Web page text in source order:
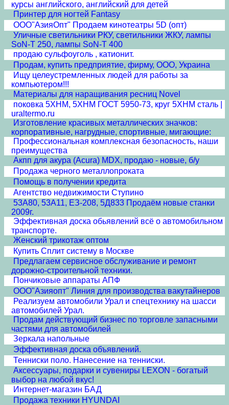
курсы английского, английский для детей
Принтер для ногтей Fantasy
ООО"АзияОпт" Продаем кинотеатры 5D (опт)
Уличные светильники РКУ, светильники ЖКУ, лампы
SoN-T 250, лампы SoN-T 400
продаю сульфоуголь , катионит.
Продам, купить предприятие, фирму, ООО, Украина
Ищу целеустремленных людей для работы за
компьютером!!!
Материалы для наращивания ресниц Novel
поковка 5ХНМ, 5ХНМ ГОСТ 5950-73, круг 5ХНМ сталь |
uraltermo.ru
Изготовление красивых металлических значков:
корпоративные, нагрудные, спортивные, мигающие:
Профессиональная комплексная безопасность, наши
преимущества
Акпп для акура (Acura) MDX, продаю - новые, б/у
Продажа черного металлопроката
Помощь в получении кредита
Агентство недвижимости Ступино
53А80, 53А11, ЕЗ-208, 5Д833 Продаём новые станки
2009г.
Эффективная доска обьявлений всё о автомобильном
транспорте.
Женский трикотаж оптом
Купить Сплит систему в Москве
Предлагаем сервисное обслуживание и ремонт
дорожно-строительной техники.
Пончиковые аппараты АПФ
ООО"Азияопт" Линия для производства вакутайнеров
Реализуем автомобили Урал и спецтехнику на шасси
автомобилей Урал.
Продам действующий бизнес по торговле запасными
частями для автомобилей
Зеркала напольные
Эффективная доска объявлений.
Тенниски поло. Нанесение на тенниски.
Аксессуары, подарки и сувениры LEXON - богатый
выбор на любой вкус!
Интернет-магазин БАД
Продажа техники HYUNDAI